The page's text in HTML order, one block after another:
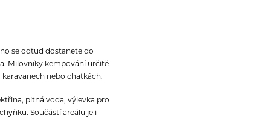
se odtud dostanete do
Milovníky kempování určitě
nebo chatkách.
pitná voda, výlevka pro
Součástí areálu je i